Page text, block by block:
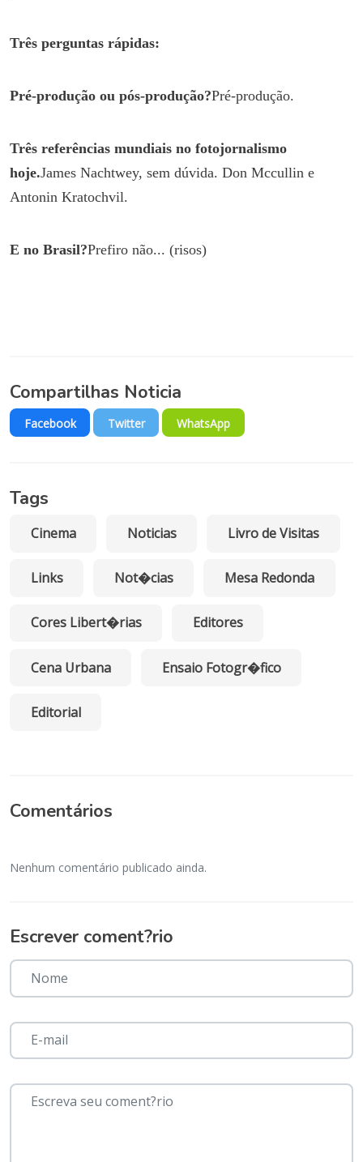
Três perguntas rápidas:
Pré-produção ou pós-produção?Pré-produção.
Três referências mundiais no fotojornalismo
hoje.James Nachtwey, sem dúvida. Don Mccullin e
Antonin Kratochvil.
E no Brasil?Prefiro não... (risos)
Compartilhas Noticia
Facebook Twitter WhatsApp
Tags
Cinema Noticias Livro de Visitas
Links Not�cias Mesa Redonda
Cores Libert�rias Editores
Cena Urbana Ensaio Fotogr�fico
Editorial
Comentários
Nenhum comentário publicado ainda.
Escrever coment?rio